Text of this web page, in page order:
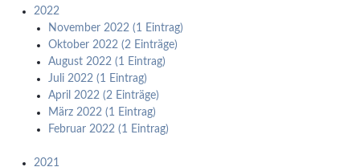
2022
November 2022 (1 Eintrag)
Oktober 2022 (2 Einträge)
August 2022 (1 Eintrag)
Juli 2022 (1 Eintrag)
April 2022 (2 Einträge)
März 2022 (1 Eintrag)
Februar 2022 (1 Eintrag)
2021